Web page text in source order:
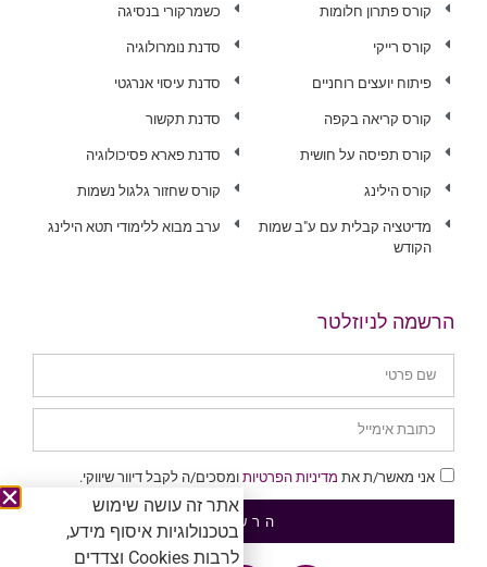
קורס פתרון חלומות
קורס רייקי
פיתוח יועצים רוחניים
קורס קריאה בקפה
קורס תפיסה על חושית
קורס הילינג
מדיטציה קבלית עם ע"ב שמות
הקודש
כשמרקורי בנסיגה
סדנת נומרולוגיה
סדנת עיסוי אנרגטי
סדנת תקשור
סדנת פארא פסיכולוגיה
קורס שחזור גלגול נשמות
ערב מבוא ללימודי תטא הילינג
הרשמה לניוזלטר
אני מאשר/ת את מדיניות הפרטיות ומסכים/ה לקבל דיוור שיווקי.
הרשמה
אתר זה עושה שימוש
בטכנולוגיות איסוף מידע,
לרבות Cookies וצדדים